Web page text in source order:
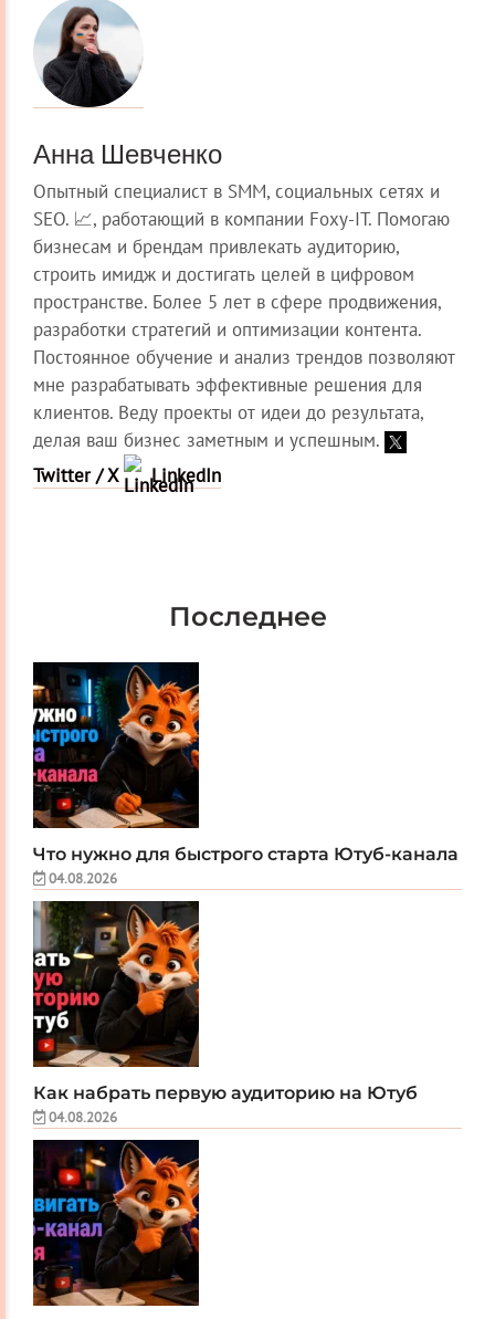
Анна Шевченко
Опытный специалист в SMM, социальных сетях и
SEO. 📈, работающий в компании Foxy-IT. Помогаю
бизнесам и брендам привлекать аудиторию,
строить имидж и достигать целей в цифровом
пространстве. Более 5 лет в сфере продвижения,
разработки стратегий и оптимизации контента.
Постоянное обучение и анализ трендов позволяют
мне разрабатывать эффективные решения для
клиентов. Веду проекты от идеи до результата,
делая ваш бизнес заметным и успешным.
Twitter / X
LinkedIn
Последнее
Что нужно для быстрого старта Ютуб-канала
04.08.2026
Как набрать первую аудиторию на Ютуб
04.08.2026